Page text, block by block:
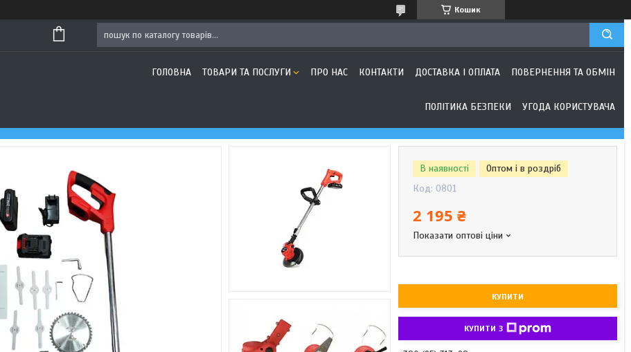
Кошик
ГОЛОВНА ТОВАРИ ТА ПОСЛУГИ ПРО НАС КОНТАКТИ ДОСТАВКА І ОПЛАТА ПОВЕРНЕННЯ ТА ОБМІН
ПОЛІТИКА БЕЗПЕКИ УГОДА КОРИСТУВАЧА
В наявності
Оптом і в роздріб
Код: 0801
2 195 ₴
Показати оптові ціни
КУПИТИ
КУПИТИ З